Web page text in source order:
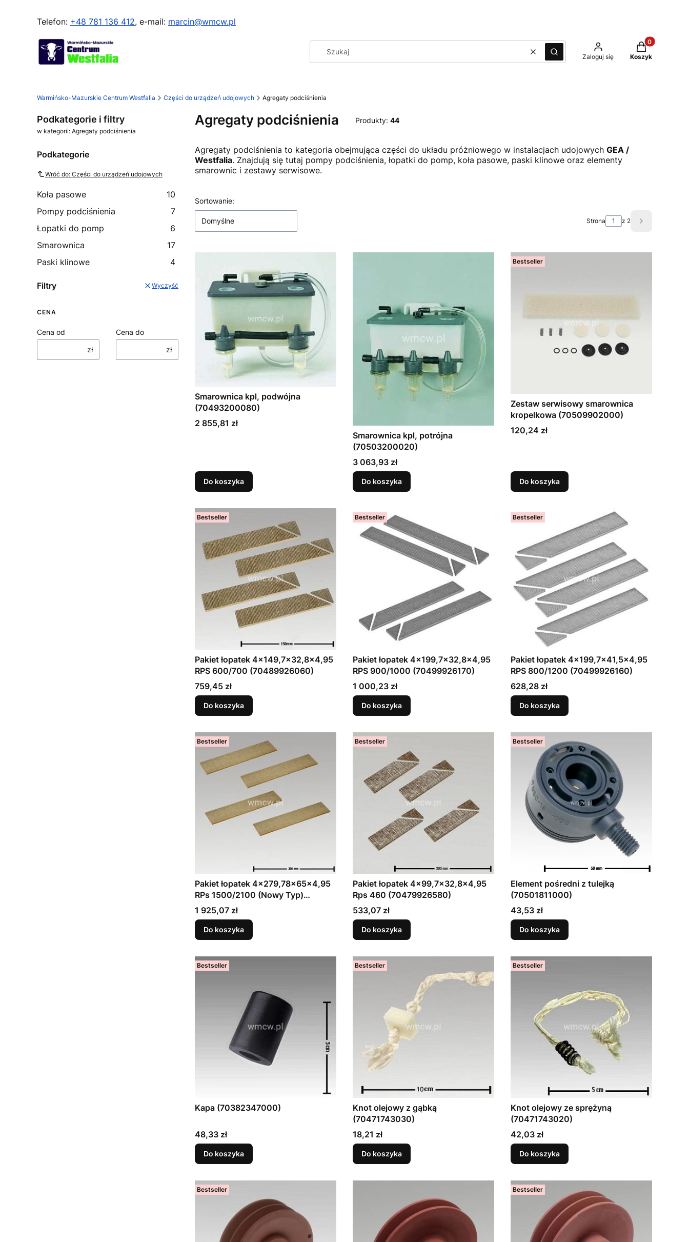
Telefon: +48 781 136 412, e-mail: marcin@wmcw.pl
WyczyśćSzukaj Zaloguj się
Produkty w
Koszyk
Warmińsko-Mazurskie Centrum Westfalia Części do urządzeń udojowych Agregaty podciśnienia
Podkategorie i filtry
w kategorii: Agregaty podciśnienia
Podkategorie
Wróć do: Części do urządzeń udojowych
Koła pasowe
10
Pompy podciśnienia
7
Łopatki do pomp
6
Smarownica
17
Paski klinowe
4
Filtry Wyczyść
CENA
Cena od
zł
Cena do
zł
Agregaty podciśnienia Produkty: 44
Agregaty podciśnienia to kategoria obejmująca części do układu próżniowego w instalacjach udojowych GEA /
Westfalia. Znajdują się tutaj pompy podciśnienia, łopatki do pomp, koła pasowe, paski klinowe oraz elementy
smarownic i zestawy serwisowe.
Lista produktów
Sortowanie:
Domyślne Strona z 2 Następne
Smarownica kpl, podwójna
(70493200080)
Cena
2 855,81 zł
Do koszyka
Smarownica kpl, potrójna
(70503200020)
Cena
3 063,93 zł
Do koszyka
Bestseller
Zestaw serwisowy smarownica
kropelkowa (70509902000)
Cena
120,24 zł
Do koszyka
Bestseller
Pakiet łopatek 4x149,7x32,8x4,95
RPS 600/700 (70489926060)
Cena
759,45 zł
Do koszyka
Bestseller
Pakiet łopatek 4x199,7x32,8x4,95
RPS 900/1000 (70499926170)
Cena
1 000,23 zł
Do koszyka
Bestseller
Pakiet łopatek 4x199,7x41,5x4,95
RPS 800/1200 (70499926160)
Cena
628,28 zł
Do koszyka
Bestseller
Pakiet łopatek 4x279,78x65x4,95
RPs 1500/2100 (Nowy Typ)
(70439926040)
Cena
1 925,07 zł
Do koszyka
Bestseller
Pakiet łopatek 4x99,7x32,8x4,95
Rps 460 (70479926580)
Cena
533,07 zł
Do koszyka
Bestseller
Element pośredni z tulejką
(70501811000)
Cena
43,53 zł
Do koszyka
Bestseller
Kapa (70382347000)
Cena
48,33 zł
Do koszyka
Bestseller
Knot olejowy z gąbką
(70471743030)
Cena
18,21 zł
Do koszyka
Bestseller
Knot olejowy ze sprężyną
(70471743020)
Cena
42,03 zł
Do koszyka
Bestseller Bestseller